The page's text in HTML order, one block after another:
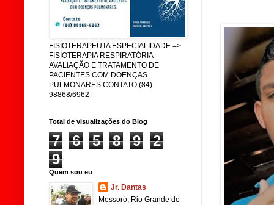
FISIOTERAPEUTA ESPECIALIDADE =>
FISIOTERAPIA RESPIRATÓRIA
AVALIAÇÃO E TRATAMENTO DE
PACIENTES COM DOENÇAS
PULMONARES CONTATO (84)
98868/6962
Total de visualizações do Blog
7 6 5 8 9
2
9
Quem sou eu
Jr. Dantas
Mossoró, Rio Grande do